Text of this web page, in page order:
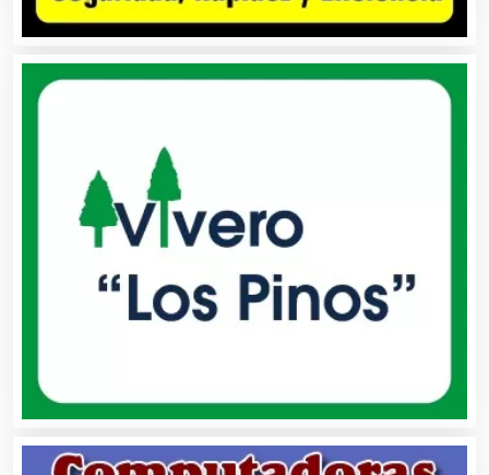
Alquiler de Autos
Alquiler de Sillas y Mesas
Alquiler de Trajes de Etiqueta
Alta Costura
Ambulancias